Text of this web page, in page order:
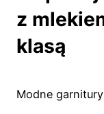
z
klasą
Modne